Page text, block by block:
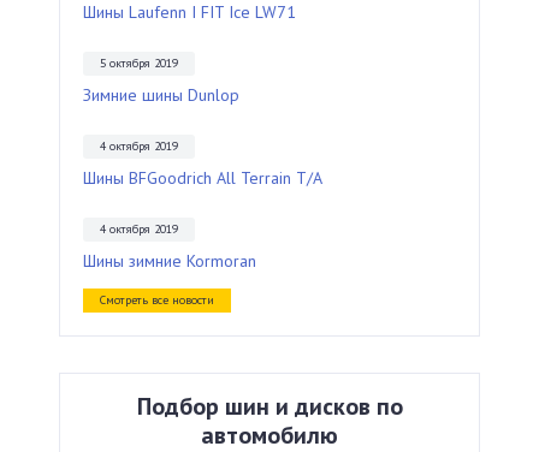
Шины Laufenn I FIT Ice LW71
5 октября 2019
Зимние шины Dunlop
4 октября 2019
Шины BFGoodrich All Terrain T/A
4 октября 2019
Шины зимние Kormoran
Смотреть все новости
Подбор шин и дисков по
автомобилю